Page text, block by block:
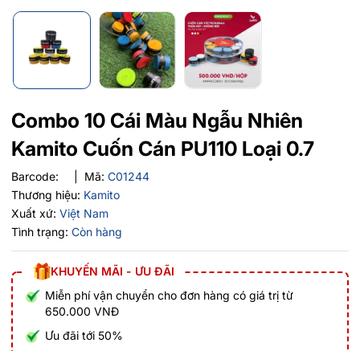
Combo 10 Cái Màu Ngẫu Nhiên
Kamito Cuốn Cán PU110 Loại 0.7
Barcode: Mã: C01244
Thương hiệu: Kamito
Xuất xứ: Việt Nam
Tình trạng: Còn hàng
KHUYẾN MÃI - ƯU ĐÃI
Miễn phí vận chuyển cho đơn hàng có giá trị từ
650.000 VNĐ
Ưu đãi tới 50%